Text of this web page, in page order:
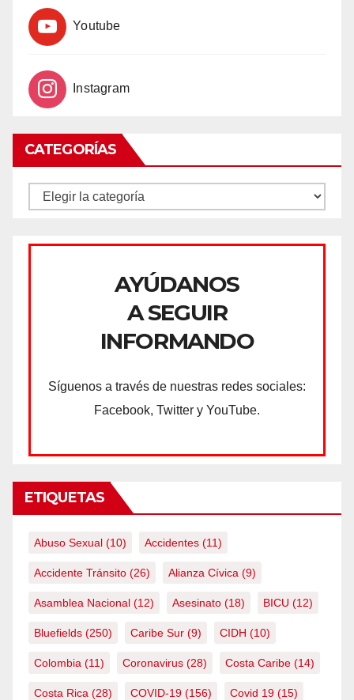
Youtube
Instagram
CATEGORÍAS
CATEGORÍAS
AYÚDANOS
A SEGUIR
INFORMANDO
Síguenos a través de nuestras redes sociales:
Facebook, Twitter y YouTube.
ETIQUETAS
Abuso Sexual (10) Accidentes (11)
Accidente Tránsito (26) Alianza Cívica (9)
Asamblea Nacional (12) Asesinato (18) BICU (12)
Bluefields (250) Caribe Sur (9) CIDH (10)
Colombia (11) Coronavirus (28) Costa Caribe (14)
Costa Rica (28) COVID-19 (156) Covid 19 (15)